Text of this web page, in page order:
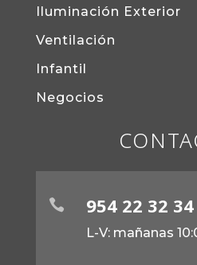
Iluminación Exterior
Ventilación
Infantil
Negocios
 954 22 32 34
L-V: mañanas